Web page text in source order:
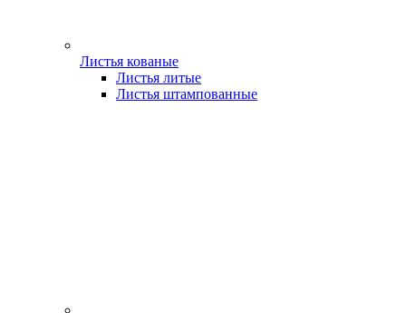
Листья кованые
Листья литые
Листья штампованные